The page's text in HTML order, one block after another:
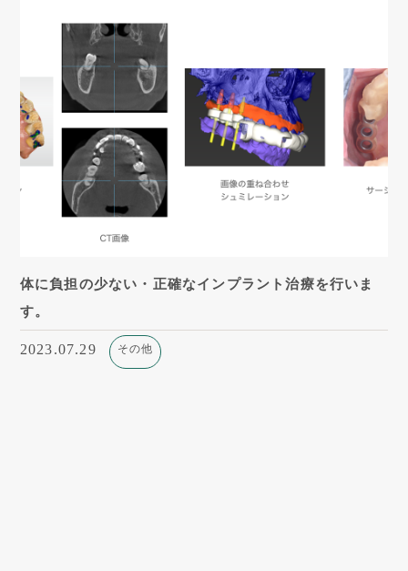
体に負担の少ない・正確なインプラント治療を行いま
す。
2023.07.29 その他